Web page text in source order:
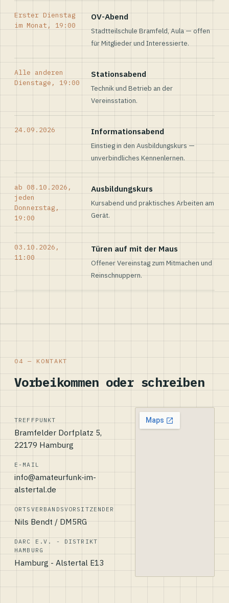
Erster Dienstag
im Monat, 19:00
OV-Abend
Stadtteilschule Bramfeld, Aula — offen
für Mitglieder und Interessierte.
Alle anderen
Dienstage, 19:00
Stationsabend
Technik und Betrieb an der
Vereinsstation.
24.09.2026 Informationsabend
Einstieg in den Ausbildungskurs —
unverbindliches Kennenlernen.
ab 08.10.2026,
jeden
Donnerstag,
19:00
Ausbildungskurs
Kursabend und praktisches Arbeiten am
Gerät.
03.10.2026,
11:00
Türen auf mit der Maus
Offener Vereinstag zum Mitmachen und
Reinschnuppern.
04 — KONTAKT
Vorbeikommen oder schreiben
TREFFPUNKT
Bramfelder Dorfplatz 5,
22179 Hamburg
E-MAIL
info@amateurfunk-im-
alstertal.de
ORTSVERBANDSVORSITZENDER
Nils Bendt / DM5RG
DARC E.V. - DISTRIKT
HAMBURG
Hamburg - Alstertal E13